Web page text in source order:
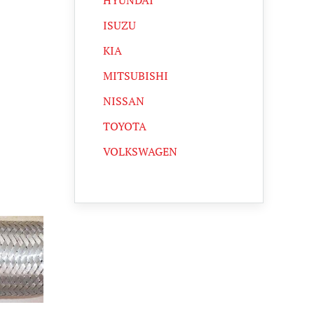
ISUZU
KIA
MITSUBISHI
NISSAN
TOYOTA
VOLKSWAGEN